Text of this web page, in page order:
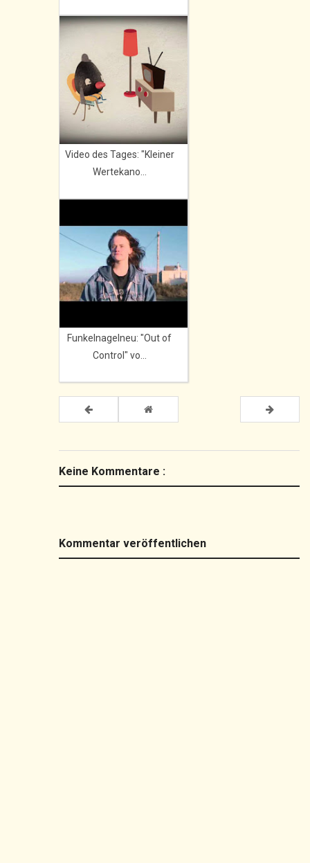
Video des Tages: "Kleiner
Wertekano...
Funkelnagelneu: "Out of
Control" vo...
Keine Kommentare :
Kommentar veröffentlichen